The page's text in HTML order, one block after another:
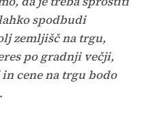
spodbudi
zemljišč na trgu,
po gradnji večji,
cene na trgu bodo